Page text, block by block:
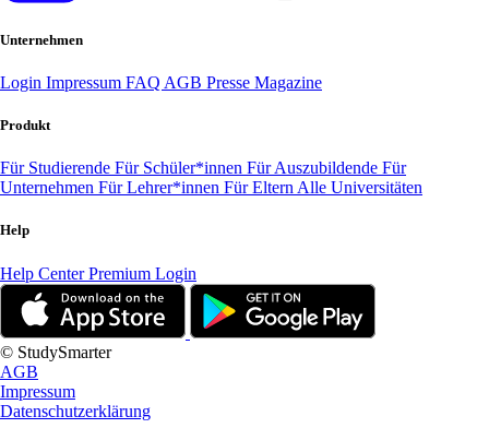
Unternehmen
Login Impressum FAQ AGB Presse Magazine
Produkt
Für Studierende Für Schüler*innen Für Auszubildende Für
Unternehmen Für Lehrer*innen Für Eltern Alle Universitäten
Help
Help CenterPremium Login
© StudySmarter
AGB
Impressum
Datenschutzerklärung